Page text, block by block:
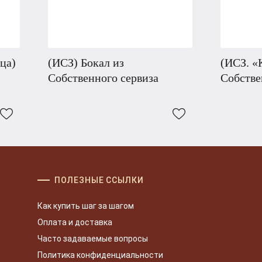
(ИСЗ) Бокал из
Собственного сервиза
(ИСЗ.
ПОЛЕЗНЫЕ ССЫЛКИ
Как купить шаг за шагом
Оплата и доставка
Часто задаваемые вопросы
Политика конфиденциальности